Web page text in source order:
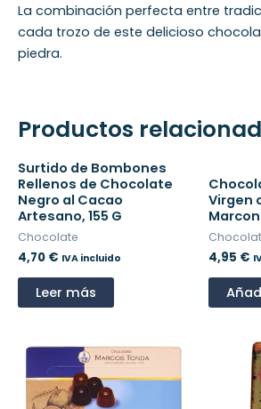
La combinación perfecta entre
cada trozo de este delicioso
piedra.
Productos
Surtido de Bombones
Rellenos de Chocolate
Negro al Cacao
Artesano, 155 G
Chocolate
4,70 € IVA incluido
Leer más
Virgen
4,95 €